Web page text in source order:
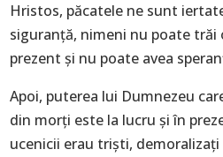
Hristos, păcatele ne sunt
siguranță, nimeni nu poate trăi
prezent și nu poate avea
Apoi, puterea lui Dumnezeu
din morți este la lucru și în
ucenicii erau triști,